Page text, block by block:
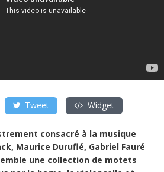
Tweet Widget
consacré à la musique
Maurice Duruflé, Gabriel Fauré
une collection de motets